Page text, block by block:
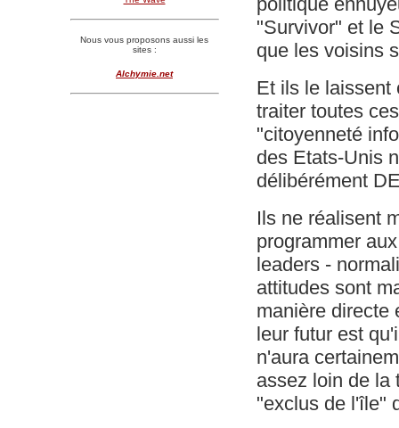
Nous vous proposons aussi les
sites :
Alchymie.net
"Survivor" et le
que les voisins
Et ils le laissent
traiter toutes
"citoyenneté
des Etats-Unis
délibérément
Ils ne réalisent
programmer
leaders -
attitudes sont
manière directe
leur futur est
n'aura
assez loin de la
"exclus de l'île"